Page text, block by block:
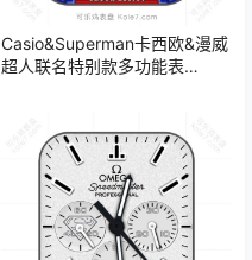
Casio&Superman卡西欧&漫威
超人联名特别款多功能表